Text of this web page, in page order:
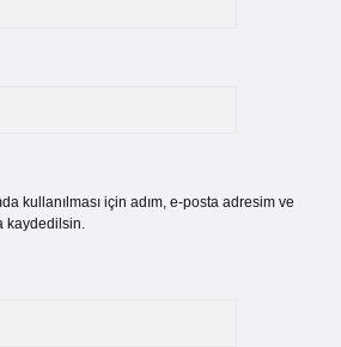
kullanılması için adım, e-posta adresim ve
kaydedilsin.